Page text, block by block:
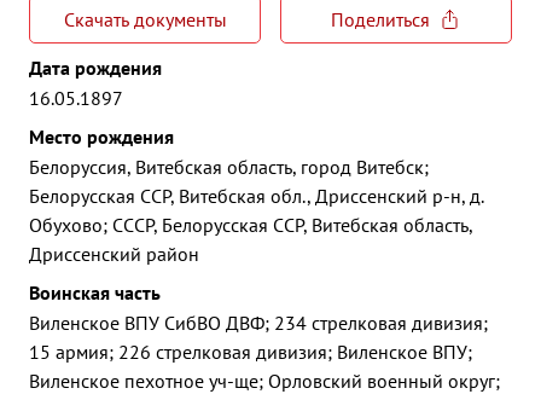
Скачать документы
Поделиться
Дата рождения
16.05.1897
Место рождения
Белоруссия, Витебская область, город Витебск;
Белорусская ССР, Витебская обл., Дриссенский р-н, д.
Обухово; СССР, Белорусская ССР, Витебская область,
Дриссенский район
Воинская часть
Виленское ВПУ СибВО ДВФ; 234 стрелковая дивизия;
15 армия; 226 стрелковая дивизия; Виленское ВПУ;
Виленское пехотное уч-ще; Орловский военный округ;